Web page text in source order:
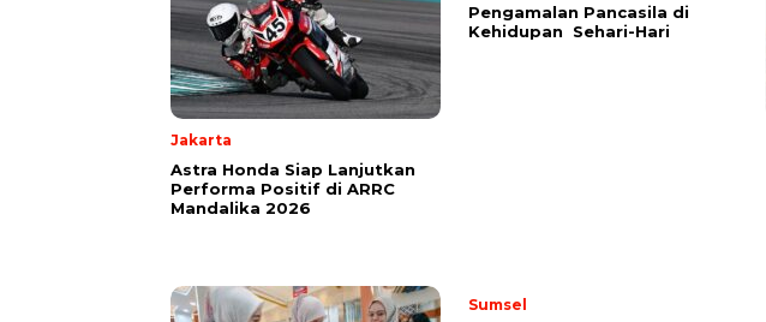
Jakarta
Astra Honda Siap Lanjutkan
Performa Positif di ARRC
Mandalika 2026
Pengamalan Pancasila di
Kehidupan Sehari-Hari
Sumsel